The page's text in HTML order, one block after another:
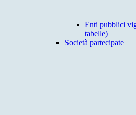
Enti pubblici
tabelle)
Società partecipate